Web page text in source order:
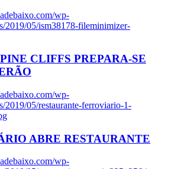
wp-
2019/05/ism38178-fileminimizer-
CLIFFS PREPARA-SE
wp-
2019/05/restaurante-ferroviario-1-
ABRE RESTAURANTE
wp-